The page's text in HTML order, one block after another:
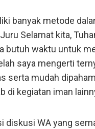
banyak metode
Selamat kita,
butuh waktu untuk
saya mengerti
serta mudah
di kegiatan iman
diskusi WA yang